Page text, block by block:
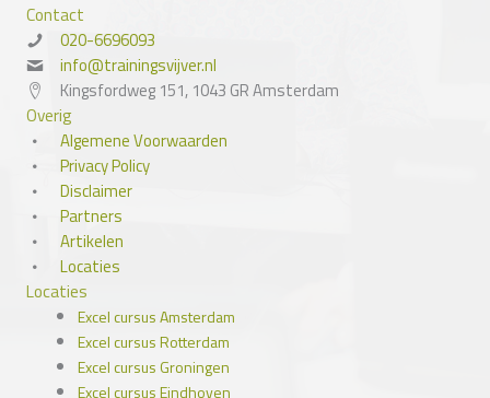
Contact
020-6696093
info@trainingsvijver.nl
Kingsfordweg 151, 1043 GR Amsterdam
Overig
Algemene Voorwaarden
Privacy Policy
Disclaimer
Partners
Artikelen
Locaties
Locaties
Excel cursus Amsterdam
Excel cursus Rotterdam
Excel cursus Groningen
Excel cursus Eindhoven